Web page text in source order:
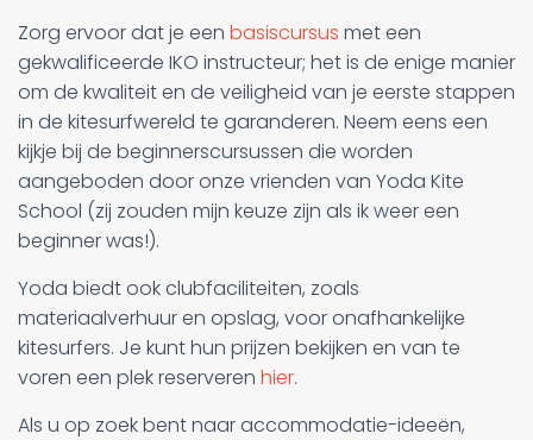
Zorg ervoor dat je een basiscursus met een
gekwalificeerde IKO instructeur; het is de enige manier
om de kwaliteit en de veiligheid van je eerste stappen
in de kitesurfwereld te garanderen. Neem eens een
kijkje bij de beginnerscursussen die worden
aangeboden door onze vrienden van Yoda Kite
School (zij zouden mijn keuze zijn als ik weer een
beginner was!).
Yoda biedt ook clubfaciliteiten, zoals
materiaalverhuur en opslag, voor onafhankelijke
kitesurfers. Je kunt hun prijzen bekijken en van te
voren een plek reserveren hier.
Als u op zoek bent naar accommodatie-ideeën,